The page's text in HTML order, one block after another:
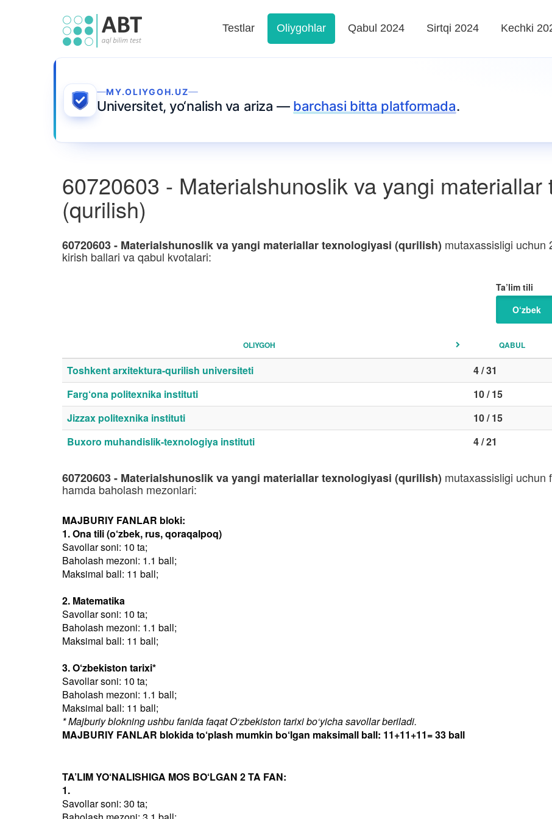
Testlar Oliygohlar Qabul 2024 Sirtqi 2024 Kechki
MY.OLIYGOH.UZ
Universitet, yo‘nalish va ariza — barchasi bitta platformada.
60720603 - Materialshunoslik va yangi materiallar
(qurilish)
60720603 - Materialshunoslik va yangi materiallar texnologiyasi (qurilish) mutaxassisligi uchun
kirish ballari va qabul kvotalari:
Ta’lim tili
O‘zbek
OLIYGOH QABUL
Toshkent arxitektura-qurilish universiteti 4 / 31
Farg‘ona politexnika instituti
10 / 15
Jizzax politexnika instituti
10 / 15
Buxoro muhandislik-texnologiya instituti
4 / 21
60720603 - Materialshunoslik va yangi materiallar texnologiyasi (qurilish) mutaxassisligi uchun
hamda baholash mezonlari:
MAJBURIY FANLAR bloki:
1. Ona tili (o‘zbek, rus, qoraqalpoq)
Savollar soni: 10 ta;
Baholash mezoni: 1.1 ball;
Maksimal ball: 11 ball;
2. Matematika
Savollar soni: 10 ta;
Baholash mezoni: 1.1 ball;
Maksimal ball: 11 ball;
3. O‘zbekiston tarixi*
Savollar soni: 10 ta;
Baholash mezoni: 1.1 ball;
Maksimal ball: 11 ball;
* Majburiy blokning ushbu fanida faqat O‘zbekiston tarixi bo‘yicha savollar beriladi.
MAJBURIY FANLAR blokida to‘plash mumkin bo‘lgan maksimall ball: 11+11+11= 33 ball
TA’LIM YO‘NALISHIGA MOS BO‘LGAN 2 TA FAN:
1.
Savollar soni: 30 ta;